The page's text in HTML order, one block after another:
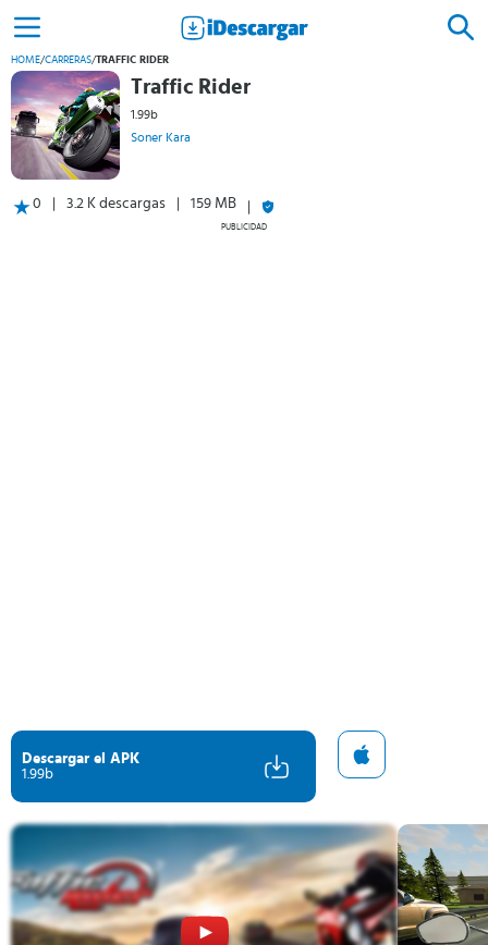
HOME/CARRERAS/TRAFFIC RIDER
Traffic Rider
1.99b
Soner Kara
0 3.2 K descargas 159 MB
PUBLICIDAD
Descargar el APK
1.99b